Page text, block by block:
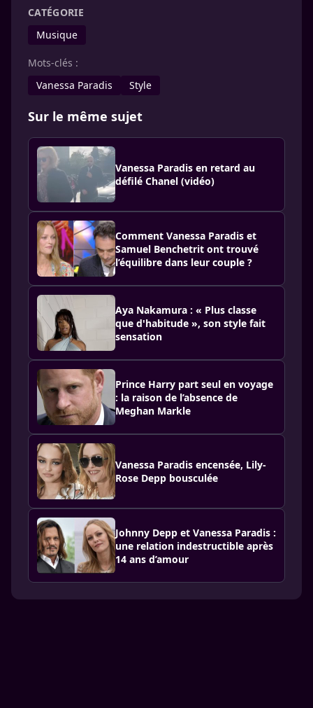
CATÉGORIE
Musique
Mots-clés :
Vanessa Paradis
Style
Sur le même sujet
Vanessa Paradis en retard au
défilé Chanel (vidéo)
Comment Vanessa Paradis et
Samuel Benchetrit ont trouvé
l’équilibre dans leur couple ?
Aya Nakamura : « Plus classe
que d'habitude », son style fait
sensation
Prince Harry part seul en voyage
: la raison de l’absence de
Meghan Markle
Vanessa Paradis encensée, Lily-
Rose Depp bousculée
Johnny Depp et Vanessa Paradis :
une relation indestructible après
14 ans d’amour